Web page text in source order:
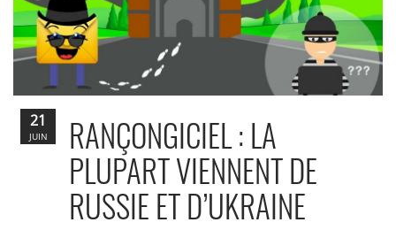
RANÇONGICIEL : LA
PLUPART VIENNENT DE
RUSSIE ET D’UKRAINE
21
JUIN